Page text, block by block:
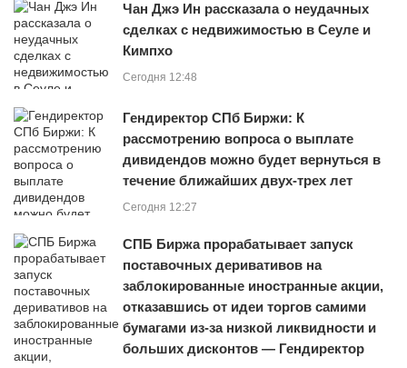
Чан Джэ Ин рассказала о неудачных
сделках с недвижимостью в Сеуле и
Кимпхо
Сегодня 12:48
Гендиректор СПб Биржи: К
рассмотрению вопроса о выплате
дивидендов можно будет вернуться в
течение ближайших двух-трех лет
Сегодня 12:27
СПБ Биржа прорабатывает запуск
поставочных деривативов на
заблокированные иностранные акции,
отказавшись от идеи торгов самими
бумагами из‑за низкой ликвидности и
больших дисконтов — Гендиректор